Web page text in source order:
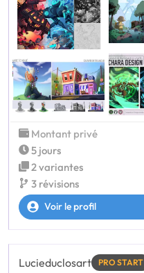
Montant privé
5 jours
2 variantes
3 révisions
Voir le profil
Lucieduclosart PRO START